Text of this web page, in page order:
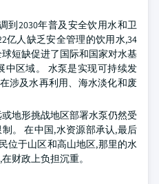
到2030年普及安全饮用水和卫
亿人缺乏安全管理的饮用水,34
短缺促进了国际和国家对水基
中区域。 水泵是实现可持续发
涉及水再利用、海水淡化和废
地形挑战地区部署水泵仍然受
。 在中国,水资源部承认,最后
位于山区和高山地区,那里的水
财政上负担沉重。